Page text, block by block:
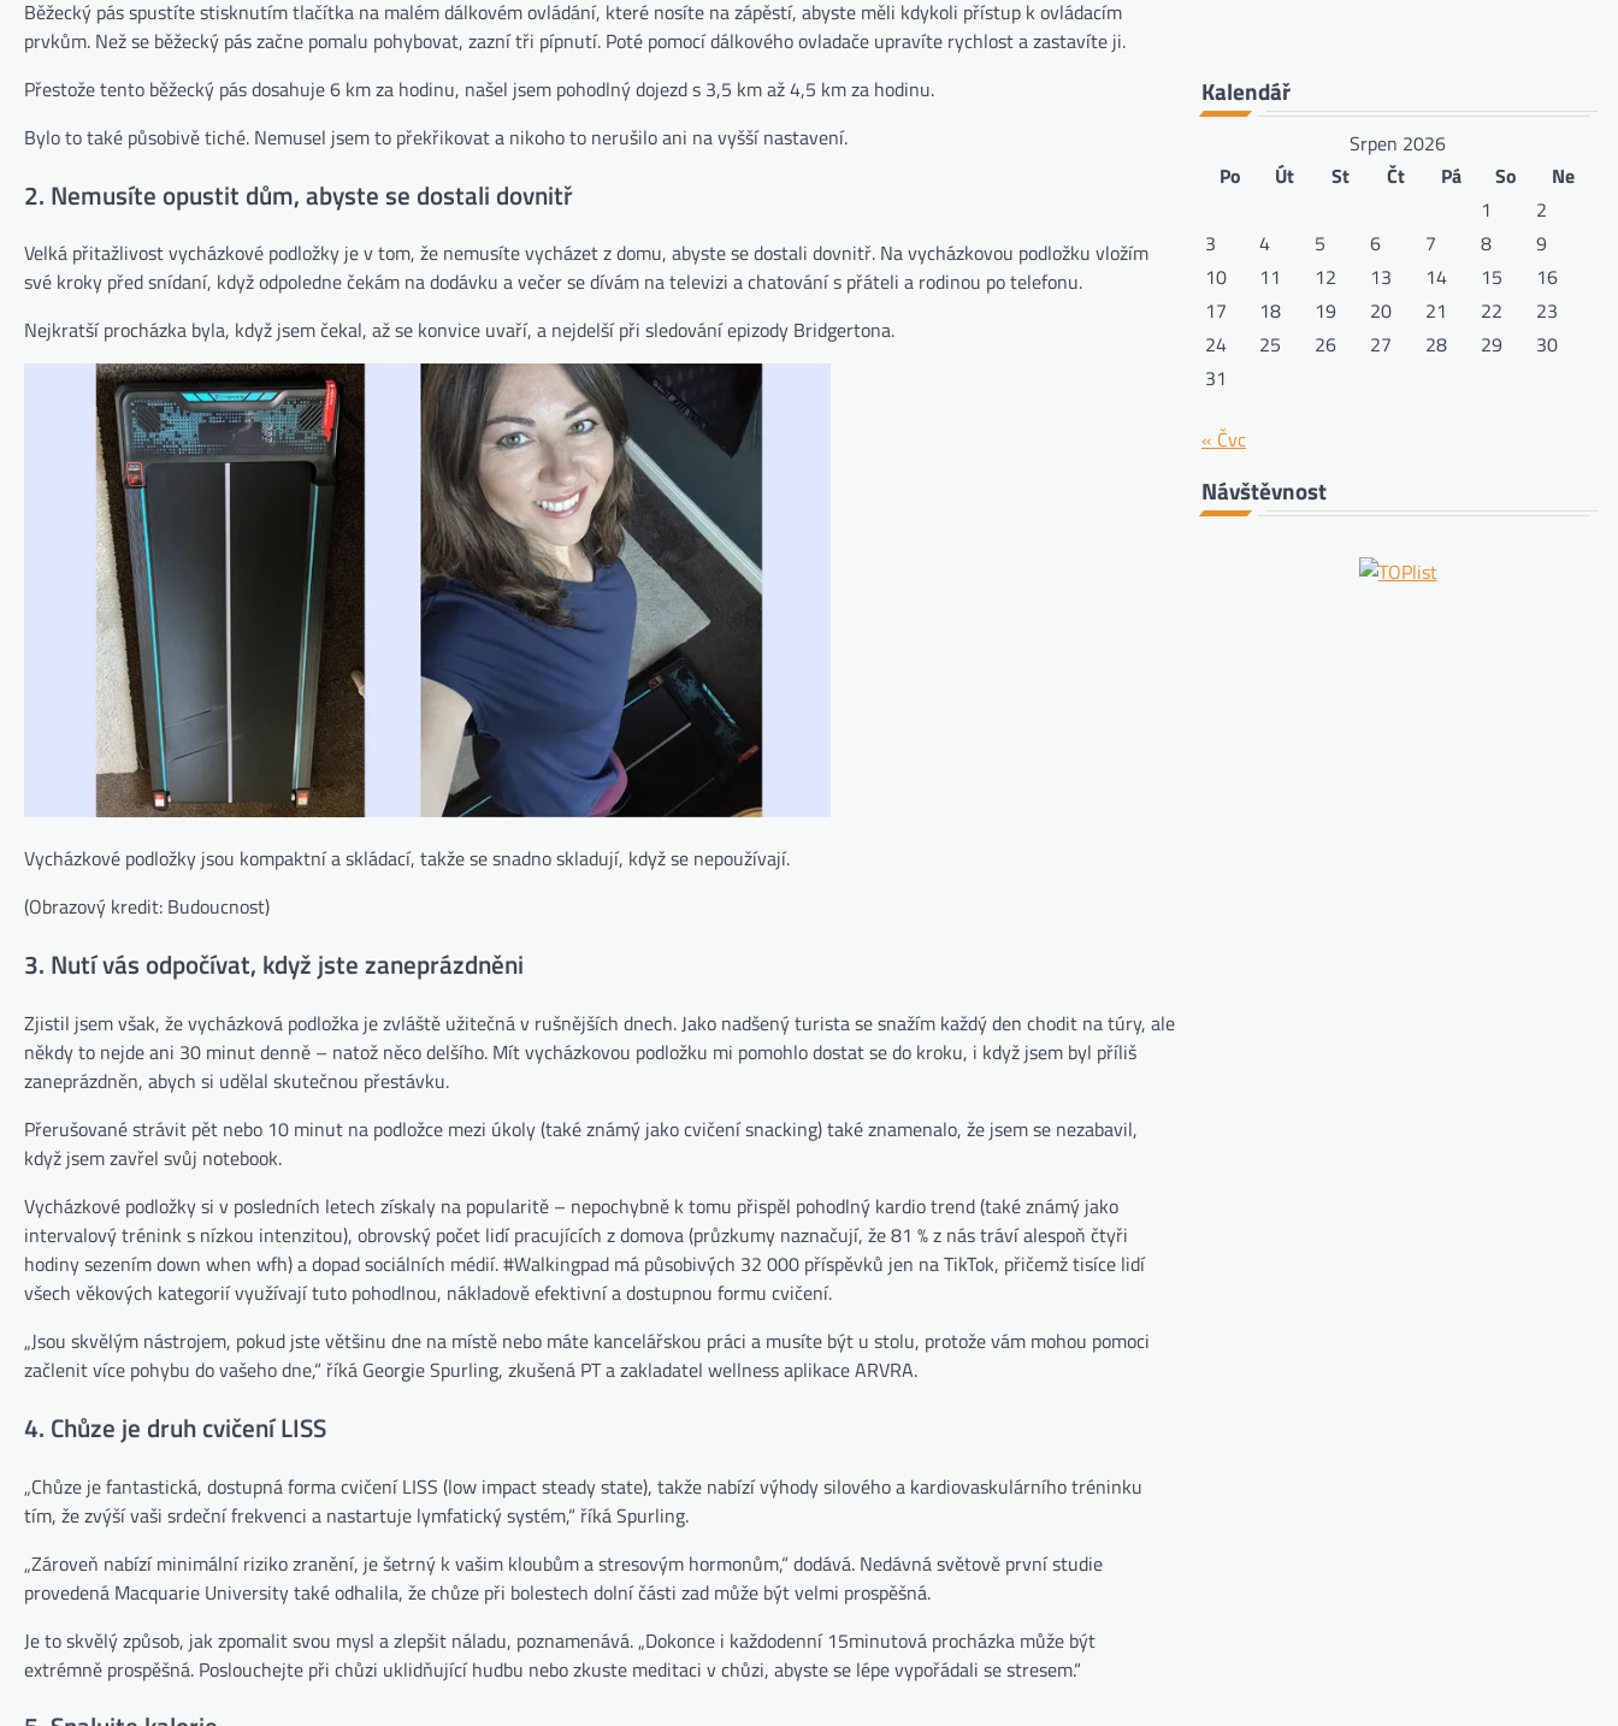
Běžecký pás spustíte stisknutím tlačítka na malém dálkovém ovládání, které nosíte na zápěstí, abyste měli kdykoli přístup k ovládacím
prvkům. Než se běžecký pás začne pomalu pohybovat, zazní tři pípnutí. Poté pomocí dálkového ovladače upravíte rychlost a zastavíte ji.
Přestože tento běžecký pás dosahuje 6 km za hodinu, našel jsem pohodlný dojezd s 3,5 km až 4,5 km za hodinu.
Bylo to také působivě tiché. Nemusel jsem to překřikovat a nikoho to nerušilo ani na vyšší nastavení.
2. Nemusíte opustit dům, abyste se dostali dovnitř
Velká přitažlivost vycházkové podložky je v tom, že nemusíte vycházet z domu, abyste se dostali dovnitř. Na vycházkovou podložku vložím
své kroky před snídaní, když odpoledne čekám na dodávku a večer se dívám na televizi a chatování s přáteli a rodinou po telefonu.
Nejkratší procházka byla, když jsem čekal, až se konvice uvaří, a nejdelší při sledování epizody Bridgertona.
Vycházkové podložky jsou kompaktní a skládací, takže se snadno skladují, když se nepoužívají.
(Obrazový kredit: Budoucnost)
3. Nutí vás odpočívat, když jste zaneprázdněni
Zjistil jsem však, že vycházková podložka je zvláště užitečná v rušnějších dnech. Jako nadšený turista se snažím každý den chodit na túry, ale
někdy to nejde ani 30 minut denně – natož něco delšího. Mít vycházkovou podložku mi pomohlo dostat se do kroku, i když jsem byl příliš
zaneprázdněn, abych si udělal skutečnou přestávku.
Přerušované strávit pět nebo 10 minut na podložce mezi úkoly (také známý jako cvičení snacking) také znamenalo, že jsem se nezabavil,
když jsem zavřel svůj notebook.
Vycházkové podložky si v posledních letech získaly na popularitě – nepochybně k tomu přispěl pohodlný kardio trend (také známý jako
intervalový trénink s nízkou intenzitou), obrovský počet lidí pracujících z domova (průzkumy naznačují, že 81 % z nás tráví alespoň čtyři
hodiny sezením down when wfh) a dopad sociálních médií. #Walkingpad má působivých 32 000 příspěvků jen na TikTok, přičemž tisíce lidí
všech věkových kategorií využívají tuto pohodlnou, nákladově efektivní a dostupnou formu cvičení.
„Jsou skvělým nástrojem, pokud jste většinu dne na místě nebo máte kancelářskou práci a musíte být u stolu, protože vám mohou pomoci
začlenit více pohybu do vašeho dne,“ říká Georgie Spurling, zkušená PT a zakladatel wellness aplikace ARVRA.
4. Chůze je druh cvičení LISS
„Chůze je fantastická, dostupná forma cvičení LISS (low impact steady state), takže nabízí výhody silového a kardiovaskulárního tréninku
tím, že zvýší vaši srdeční frekvenci a nastartuje lymfatický systém,“ říká Spurling.
„Zároveň nabízí minimální riziko zranění, je šetrný k vašim kloubům a stresovým hormonům,“ dodává. Nedávná světově první studie
provedená Macquarie University také odhalila, že chůze při bolestech dolní části zad může být velmi prospěšná.
Je to skvělý způsob, jak zpomalit svou mysl a zlepšit náladu, poznamenává. „Dokonce i každodenní 15minutová procházka může být
extrémně prospěšná. Poslouchejte při chůzi uklidňující hudbu nebo zkuste meditaci v chůzi, abyste se lépe vypořádali se stresem.“
Kalendář
Srpen 2026
Po
Út St Čt Pá So
Ne
1
2
3
4 5 6 7 8
9
10
11 12 13 14 15
16
17
18 19 20 21 22
23
24
25 26 27 28 29
30
31
« Čvc
Návštěvnost